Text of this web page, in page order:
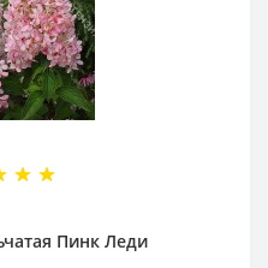
Пинк Леди